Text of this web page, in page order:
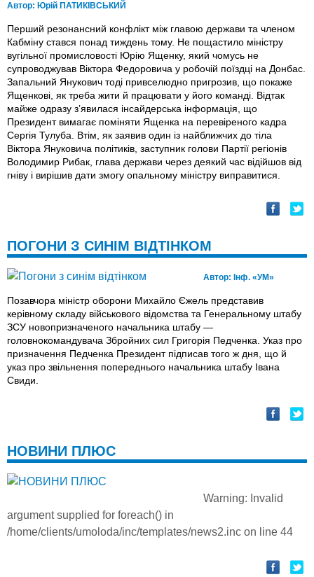
Автор: Юрій ПАТИКІВСЬКИЙ
Перший резонансний конфлікт між главою держави та членом
Кабміну стався понад тиждень тому. Не пощастило міністру
вугільної промисловості Юрію Ященку, який чомусь не
супроводжував Віктора Федоровича у робочій поїздці на Донбас.
Запальний Янукович тоді привселюдно пригрозив, що покаже
Ященкові, як треба жити й працювати у його команді. Відтак
майже одразу з’явилася інсайдерська інформація, що
Президент вимагає поміняти Ященка на перевіреного кадра
Сергія Тулуба. Втім, як заявив один із найближчих до тіла
Віктора Януковича політиків, заступник голови Партії регіонів
Володимир Рибак, глава держави через деякий час відійшов від
гніву і вирішив дати змогу опальному міністру виправитися.
ПОГОНИ З СИНІМ ВІДТІНКОМ
Автор: Інф. «УМ»
Позавчора міністр оборони Михайло Єжель представив
керівному складу військового відомства та Генеральному штабу
ЗСУ новопризначеного начальника штабу —
головнокомандувача Збройних сил Григорія Педченка. Указ про
призначення Педченка Президент підписав того ж дня, що й
указ про звільнення попереднього начальника штабу Івана
Свиди.
НОВИНИ ПЛЮС
Warning: Invalid
argument supplied for foreach() in
/home/clients/umoloda/inc/templates/news2.inc on line 44